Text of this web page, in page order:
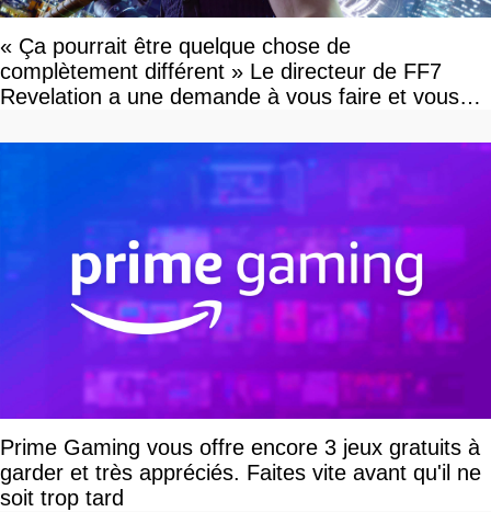
« Ça pourrait être quelque chose de
complètement différent » Le directeur de FF7
Revelation a une demande à vous faire et vous
Prime Gaming vous offre encore 3 jeux gratuits à
garder et très appréciés. Faites vite avant qu'il ne
soit trop tard